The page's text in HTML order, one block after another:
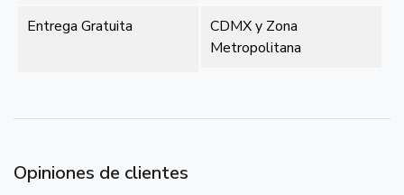
Entrega Gratuita
CDMX y Zona
Metropolitana
Opiniones de clientes